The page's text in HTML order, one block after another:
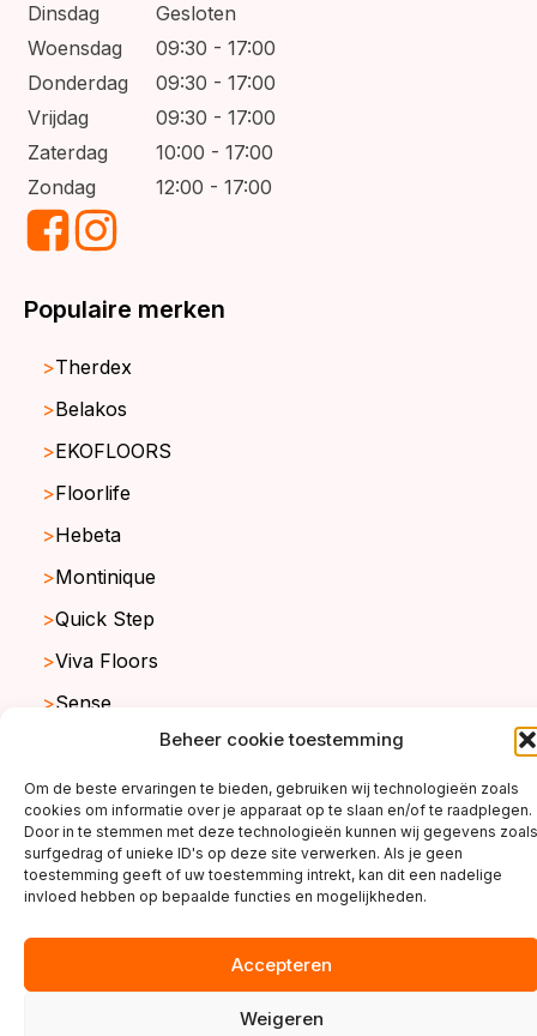
Beheer cookie toestemming
Om de beste ervaringen te bieden, gebruiken wij technologieën zoals
cookies om informatie over je apparaat op te slaan en/of te raadplegen.
Door in te stemmen met deze technologieën kunnen wij gegevens zoals
surfgedrag of unieke ID's op deze site verwerken. Als je geen
toestemming geeft of uw toestemming intrekt, kan dit een nadelige
invloed hebben op bepaalde functies en mogelijkheden.
Accepteren
Weigeren
Dinsdag
Gesloten
Woensdag
09:30 - 17:00
Donderdag
09:30 - 17:00
Vrijdag
09:30 - 17:00
Zaterdag
10:00 - 17:00
Zondag
12:00 - 17:00
Populaire merken
Therdex
Belakos
EKOFLOORS
Floorlife
Hebeta
Montinique
Quick Step
Viva Floors
Sense
copyright ©2026